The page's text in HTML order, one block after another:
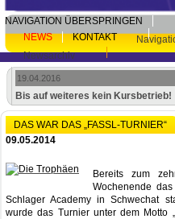
NAVIGATION ÜBERSPRINGEN
NEWS
KONTAKT
Newsarchiv
19.04.2016
Bis auf weiteres kein Kursbetrieb!
DAS WAR DAS „FASSL-TURNIER“
09.05.2014
Bereits zum
Wochenende
Schlager Academy in Schwechat
wurde das Turnier unter dem Motto